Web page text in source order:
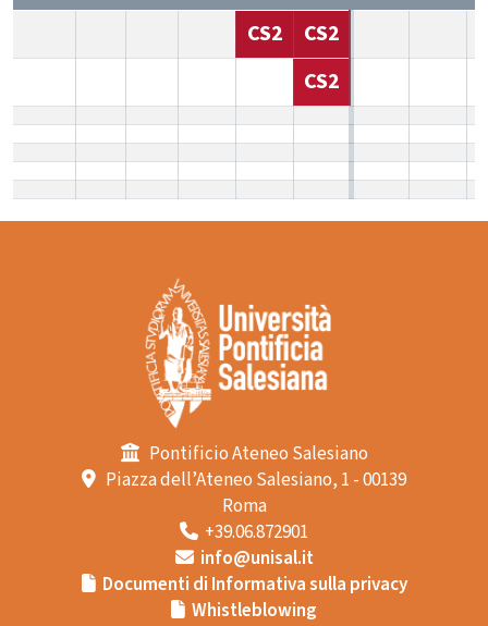
CS2
CS2
CS2
Pontificio Ateneo Salesiano
Piazza dell’Ateneo Salesiano, 1 - 00139
Roma
+39.06.872901
info@unisal.it
Documenti di Informativa sulla privacy
Whistleblowing